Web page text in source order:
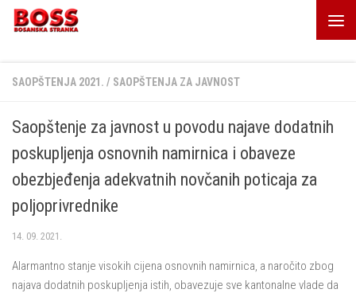
Skip to content
SAOPŠTENJA 2021. / SAOPŠTENJA ZA JAVNOST
Saopštenje za javnost u povodu najave dodatnih
poskupljenja osnovnih namirnica i obaveze
obezbjeđenja adekvatnih novčanih poticaja za
poljoprivrednike
14. 09. 2021.
Alarmantno stanje visokih cijena osnovnih namirnica, a naročito zbog
najava dodatnih poskupljenja istih, obavezuje sve kantonalne vlade da